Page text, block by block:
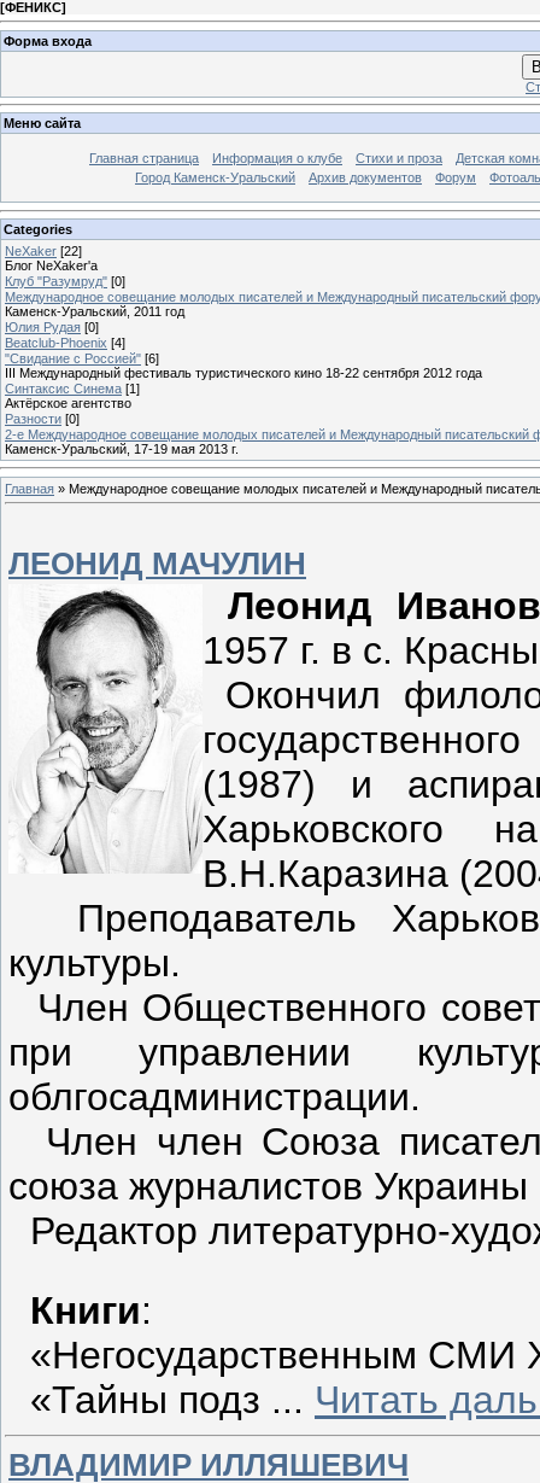
[ФЕНИКС]
Форма входа
Меню сайта
Главная страница Информация о клубе Стихи и проза
Детская
Город Каменск-Уральский
Архив документов Форум
Categories
NeXaker [22]
Блог NeXaker'a
Клуб "Разумруд" [0]
Международное совещание молодых писателей и Международный писательский
Каменск-Уральский, 2011 год
Юлия Рудая [0]
Beatclub-Phoenix [4]
"Свидание с Россией" [6]
III Международный фестиваль туристического кино 18-22 сентября 2012 года
Синтаксис Синема [1]
Актёрское агентство
Разности [0]
2-е Международное совещание молодых писателей и Международный писательский
Каменск-Уральский, 17-19 мая 2013 г.
Главная » Международное совещание молодых писателей и Международный
ЛЕОНИД МАЧУЛИН
Леонид
1957 г. в с.
Окончил
(1987) и
Харьковского
В.Н.Каразина
Преподаватель
культуры.
Член Общественного
при управлении
облгосадминистрации.
Член член Союза
союза журналистов Украины
Редактор литературно-
Книги:
«Негосударственным СМИ
«Тайны подз ... Читать
ВЛАДИМИР ИЛЛЯШЕВИЧ